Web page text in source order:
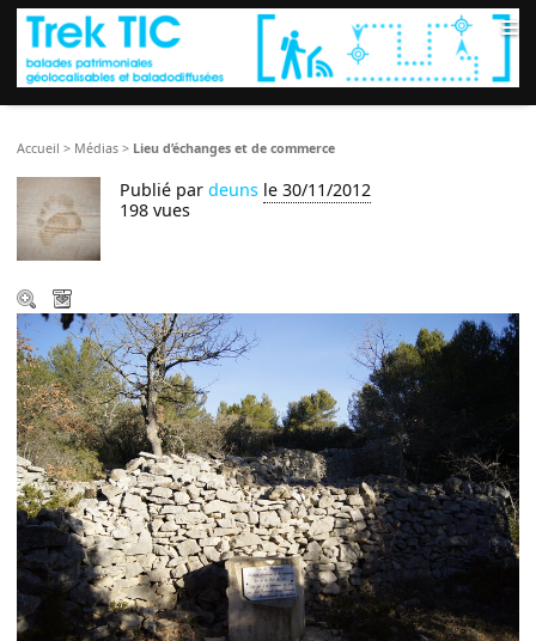
≡
Accueil > Médias > Lieu d’échanges et de commerce
Publié pardeuns le 30/11/2012
198 vues